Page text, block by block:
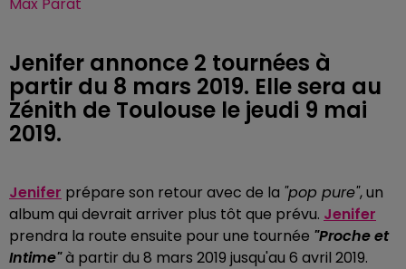
Jenifer annonce 2 tournées à
partir du 8 mars 2019. Elle sera au
Zénith de Toulouse le jeudi 9 mai
2019.
Jenifer prépare son retour avec de la "pop pure", un
album qui devrait arriver plus tôt que prévu. Jenifer
prendra la route ensuite pour une tournée "Proche et
Intime"à partir du 8 mars 2019 jusqu'au 6 avril 2019.